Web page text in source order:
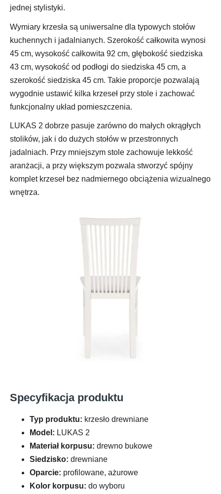
jednej stylistyki.
Wymiary krzesła są uniwersalne dla typowych stołów
kuchennych i jadalnianych. Szerokość całkowita wynosi
45 cm, wysokość całkowita 92 cm, głębokość siedziska
43 cm, wysokość od podłogi do siedziska 45 cm, a
szerokość siedziska 45 cm. Takie proporcje pozwalają
wygodnie ustawić kilka krzeseł przy stole i zachować
funkcjonalny układ pomieszczenia.
LUKAS 2 dobrze pasuje zarówno do małych okrągłych
stolików, jak i do dużych stołów w przestronnych
jadalniach. Przy mniejszym stole zachowuje lekkość
aranżacji, a przy większym pozwala stworzyć spójny
komplet krzeseł bez nadmiernego obciążenia wizualnego
wnętrza.
Specyfikacja produktu
Typ produktu: krzesło drewniane
Model: LUKAS 2
Materiał korpusu: drewno bukowe
Siedzisko: drewniane
Oparcie: profilowane, ażurowe
Kolor korpusu: do wyboru